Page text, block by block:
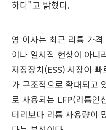
하다"고 밝혔다.
염 이사는 최근 리튬 가
이나 일시적 현상이 아니
저장장치(ESS) 시장이
가 구조적으로 확대되고
로 사용되는 LFP(리튬인
터리보다 리튬 사용량이